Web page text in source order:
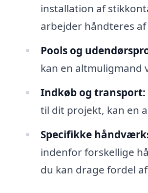
installation af
arbejder håndteres
Pools og
kan en
Indkøb og transport:
til dit projekt, kan en
Specifikke
indenfor forskellige
du kan drage fordel